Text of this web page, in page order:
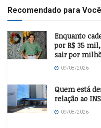
Recomendado para Você
Enquanto
por R$ 35
sair por
09/08/2026
Quem está
relação ao
09/08/2026